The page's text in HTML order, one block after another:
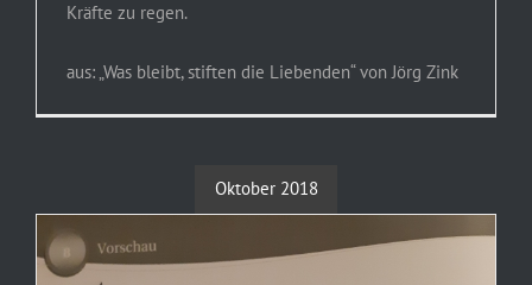
Kräfte zu regen.
aus: „Was bleibt, stiften die Liebenden“ von Jörg Zink
Oktober 2018